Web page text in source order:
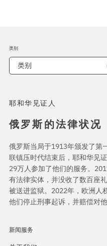
耶和华见证人
俄罗斯的法律状况
俄罗斯当局于1913年颁发了第
联镇压时代结束后，耶和华见
29万人参加了他们的服务。
有法律实体，并没收了数百座
被送进监狱。2022年，欧洲人
他们停止刑事起诉，并赔偿对
新闻服务
类别
类别